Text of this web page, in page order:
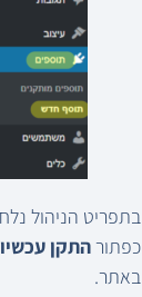
כפתורהתקן עכשיו
באתר.